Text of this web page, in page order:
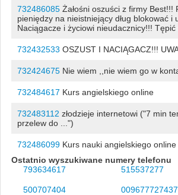
732486085Żałośni oszuści z firmy Best!!!
pieniędzy na nieistniejący dług blokować i
Naciągacze i życiowi nieudacznicy!!!
732432533 OSZUST I NACIĄGACZ!!!
732424675Nie wiem ,,nie wiem go w
732484617 Kurs angielskiego online
732483112 złodzieje internetowi ("7 min
przelew do ...")
732486099Kurs nauki angielskiego online
Ostatnio wyszukiwane numery telefonu
793634617
515537277
500707404